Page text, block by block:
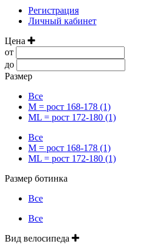
Регистрация
Личный кабинет
Цена
от
до
Размер
Все
M = рост 168-178 (1)
ML = рост 172-180 (1)
Все
M = рост 168-178 (1)
ML = рост 172-180 (1)
Размер ботинка
Все
Все
Вид велосипеда